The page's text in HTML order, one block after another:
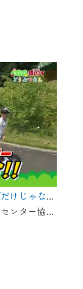
おうちで猿ジョイどうぶつえん～霊長類だけじゃない！？ 夏休みは日本モンキーセンターへ！～（2024年8月16日初回放送）
世界屈指のサル類動物園・日本モンキーセンター協力の親子で学べる動物番組。